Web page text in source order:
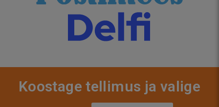
Koostage tellimus ja valige